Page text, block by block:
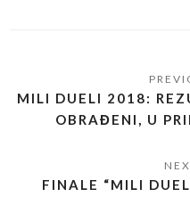
MILI DUELI 2018:
OBRAĐENI, U
FINALE “MILI